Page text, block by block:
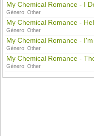
My Chemical Romance - I
Género:Other
My Chemical Romance -
Género:Other
My Chemical Romance -
Género:Other
My Chemical Romance -
Género:Other